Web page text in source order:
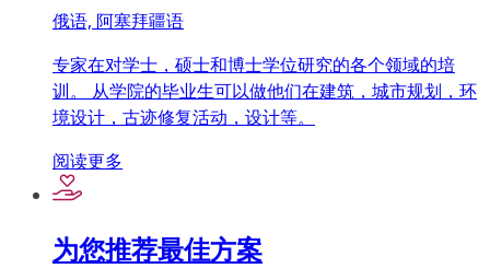
俄语, 阿塞拜疆语
专家在对学士，硕士和博士学位研究的各个领域的培
训。 从学院的毕业生可以做他们在建筑，城市规划，环
境设计，古迹修复活动，设计等。
阅读更多
为您推荐最佳方案